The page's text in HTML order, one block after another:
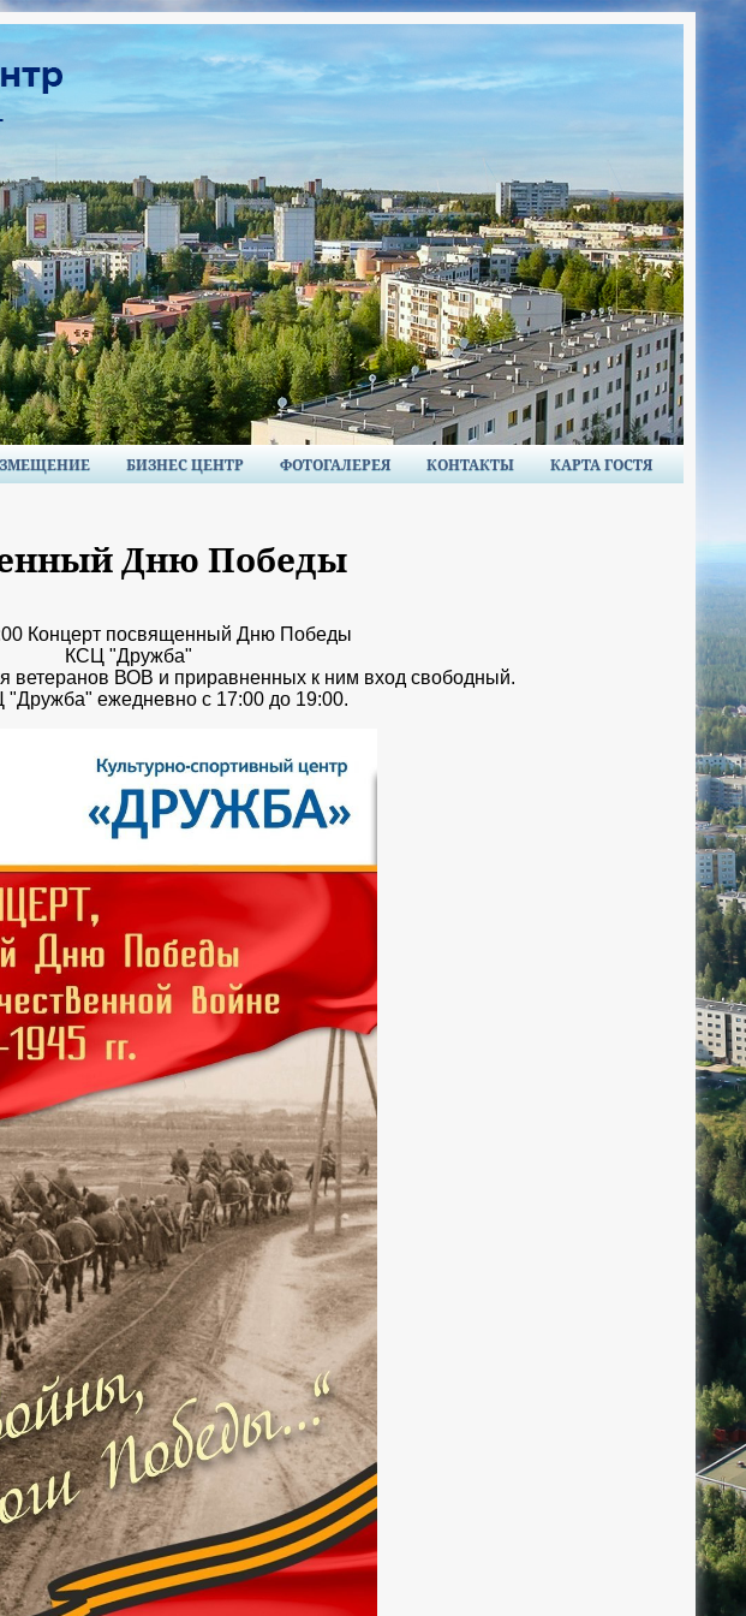
БИЗНЕС ЦЕНТР ФОТОГАЛЕРЕЯ КОНТАКТЫ КАРТА ГОСТЯ
Дню Победы
Концерт посвященный Дню Победы
КСЦ "Дружба"
ветеранов ВОВ и приравненных к ним вход свободный.
"Дружба" ежедневно с 17:00 до 19:00.